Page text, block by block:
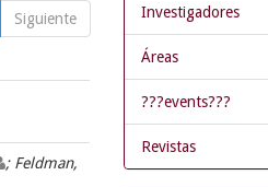
Siguiente
; Feldman,
Investigadores
Áreas
???events???
Revistas